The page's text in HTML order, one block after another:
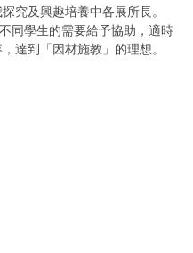
究及興趣培養中各展所長。
同學生的需要給予協助，適時
達到「因材施教」的理想。